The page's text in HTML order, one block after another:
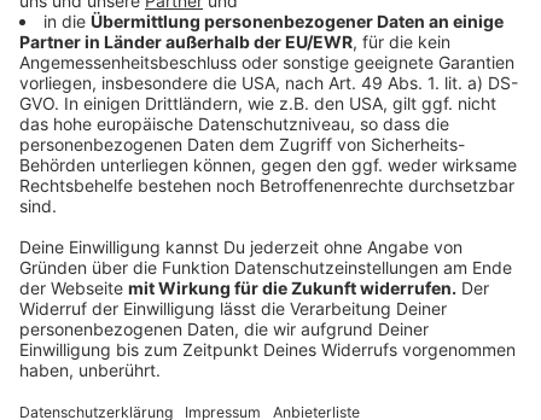
Die Rolle der Bildung betonen auch die
Verantwortlichen bei der Düsseldorfer Arbeitsagentur:
Eine berufliche Ausbildung oder ein Studium seien fast
überall erforderlich. 85% der gemeldeten Stellen
richten sich mittlerweile an Menschen mit einer
solchen Qualifikation. Über die Hälfte der Arbeitslosen
könne diese aber nicht vorweisen.
Anzeige
Weitere Infos und Links zum Thema:
Anzeige